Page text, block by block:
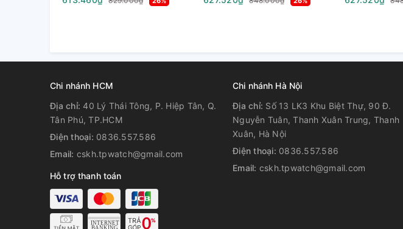
Chi nhánh HCM
Địa chỉ: 40 Lý Thái Tông, P. Hiệp Tân, Q.
Tân Phú, TP.HCM
Điện thoại: 0836.557.586
Email: cskh.tpwatch@gmail.com
Hỗ trợ thanh toán
Chi nhánh Hà Nội
Địa chỉ: Số 13 LK3 Khu Biệt Thự, 90 Đ.
Nguyễn Tuân, Thanh Xuân Trung, Thanh
Xuân, Hà Nội
Điện thoại: 0836.557.586
Email: cskh.tpwatch@gmail.com